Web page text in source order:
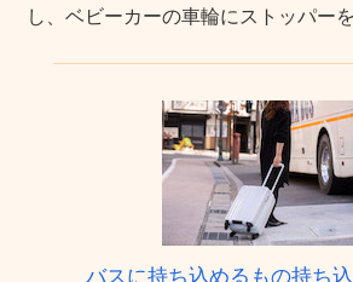
し、ベビーカーの車輪にストッパー
バスに持ち込めるもの持ち